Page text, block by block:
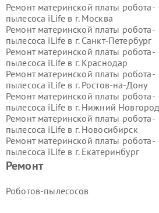
Ремонт
Роботов-пылесосов
Ремонт материнской платы робота-
пылесоса iLife в г. Москва
Ремонт материнской платы робота-
пылесоса iLife в г. Санкт-Петербург
Ремонт материнской платы робота-
пылесоса iLife в г. Краснодар
Ремонт материнской платы робота-
пылесоса iLife в г. Ростов-на-Дону
Ремонт материнской платы робота-
пылесоса iLife в г. Нижний Новгород
Ремонт материнской платы робота-
пылесоса iLife в г. Новосибирск
Ремонт материнской платы робота-
пылесоса iLife в г. Екатеринбург
Ремонт материнской платы робота-
пылесоса iLife в г.
Ремонт материнской платы робота-
пылесоса iLife в г.Воронеж